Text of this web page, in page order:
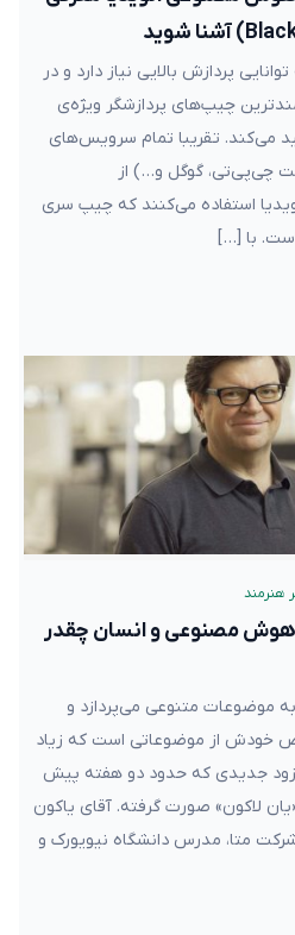
پردازش بالایی نیاز دارد و در
چیپ‌های پردازشگر ویژه‌ی
می‌کند. تقریبا تمام سرویس‌های
چی‌پی‌تی، گوگل و…) از
استفاده می‌کنند که چیپ سری
هنرمند
هوش مصنوعی و انسان چقدر
موضوعات متنوعی می‌پردازد و
از موضوعاتی است که زیاد
جدیدی که حدود دو هفته پیش
لاکون» صورت گرفته. آقای یاکون
متا، مدرس دانشگاه نیویورک و